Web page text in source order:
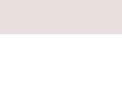
vulvaire :